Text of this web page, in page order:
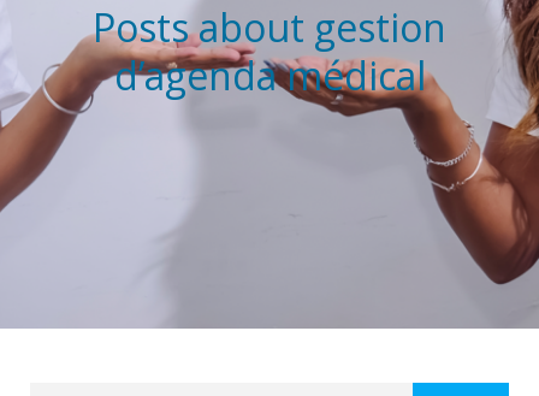
Posts about gestion
d’agenda médical